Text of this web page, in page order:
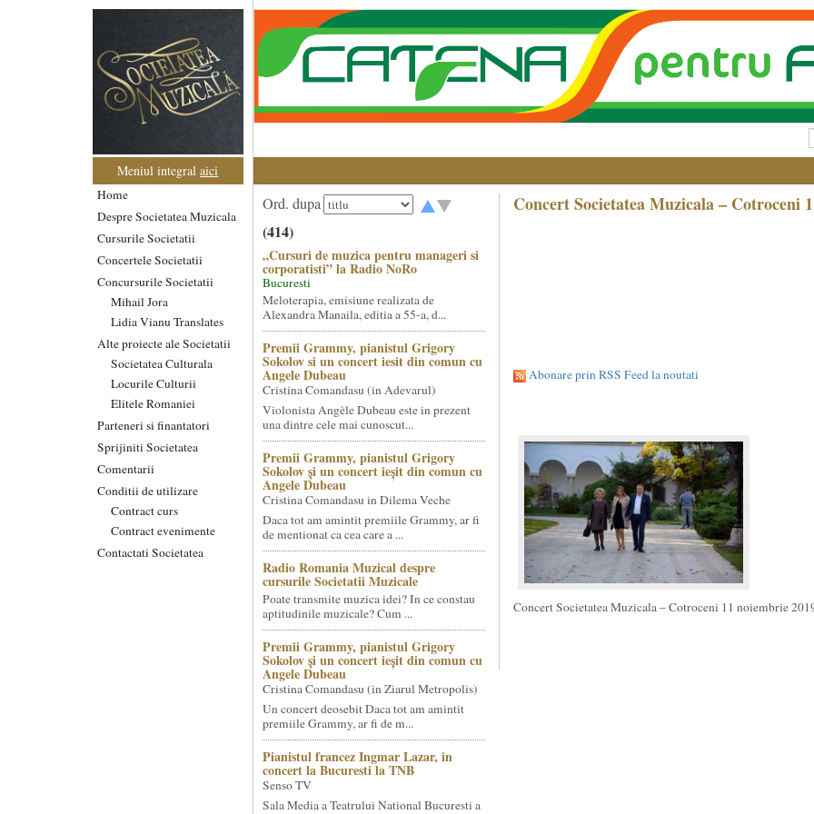
Meniul integralaici
Home
Despre Societatea Muzicala
Cursurile Societatii
Concertele Societatii
Concursurile Societatii
Mihail Jora
Lidia Vianu Translates
Alte proiecte ale Societatii
Societatea Culturala
Locurile Culturii
Elitele Romaniei
Parteneri si finantatori
Sprijiniti Societatea
Comentarii
Conditii de utilizare
Contract curs
Contract evenimente
Contactati Societatea
Ord. dupa
(414)
„Cursuri de muzica pentru manageri si
corporatisti” la Radio NoRo
Bucuresti
Meloterapia, emisiune realizata de
Alexandra Manaila, editia a 55-a, d...
Premii Grammy, pianistul Grigory
Sokolov si un concert iesit din comun cu
Angele Dubeau
Cristina Comandasu (in Adevarul)
Violonista Angèle Dubeau este in prezent
una dintre cele mai cunoscut...
Premii Grammy, pianistul Grigory
Sokolov și un concert ieșit din comun cu
Angele Dubeau
Cristina Comandasu in Dilema Veche
Daca tot am amintit premiile Grammy, ar fi
de mentionat ca cea care a ...
Radio Romania Muzical despre
cursurile Societatii Muzicale
Poate transmite muzica idei? In ce constau
aptitudinile muzicale? Cum ...
Premii Grammy, pianistul Grigory
Sokolov și un concert ieșit din comun cu
Angele Dubeau
Cristina Comandasu (in Ziarul Metropolis)
Un concert deosebit Daca tot am amintit
premiile Grammy, ar fi de m...
Pianistul francez Ingmar Lazar, in
concert la Bucuresti la TNB
Senso TV
Sala Media a Teatrului National Bucuresti a
Concert Societatea Muzicala – Cotroceni
Abonare prin RSS Feed la noutati
Concert Societatea Muzicala – Cotroceni 11 noiembrie